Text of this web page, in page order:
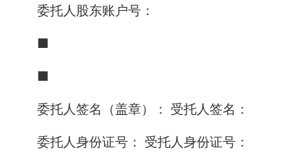
委托人股东账户号：
■
■
委托人签名（盖章）： 受托人签名：
委托人身份证号： 受托人身份证号：